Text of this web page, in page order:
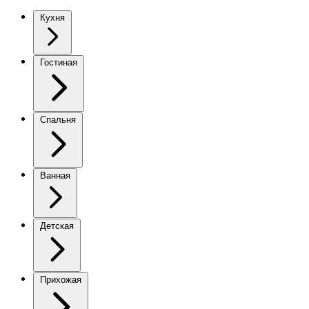
Кухня
Гостиная
Спальня
Ванная
Детская
Прихожая